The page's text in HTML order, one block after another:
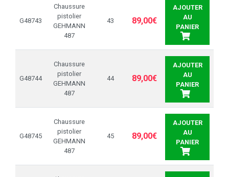
G48743
Chaussure
pistolier
GEHMANN
487
43 89,00€
AJOUTER
AU
PANIER
G48744
Chaussure
pistolier
GEHMANN
487
44 89,00€
AJOUTER
AU
PANIER
G48745
Chaussure
pistolier
GEHMANN
487
45 89,00€
AJOUTER
AU
PANIER